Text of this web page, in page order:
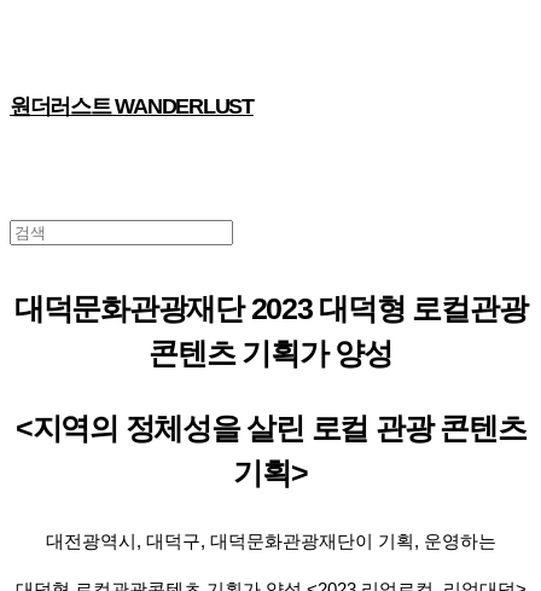
원더러스트 WANDERLUST
대덕문화관광재단 2023 대덕형 로컬관광
콘텐츠 기획가 양성
<지역의 정체성을 살린 로컬 관광 콘텐츠
기획>
대전광역시, 대덕구, 대덕문화관광재단이 기획, 운영하는